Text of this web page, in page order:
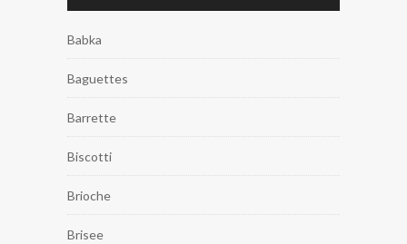
Babka
Baguettes
Barrette
Biscotti
Brioche
Brisee